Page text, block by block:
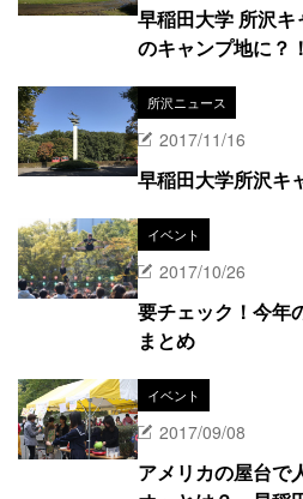
早稲田大学 所沢
のキャンプ地に？！
所沢ニュース
2017/11/16
早稲田大学所沢キ
イベント
2017/10/26
要チェック！今年
まとめ
イベント
2017/09/08
アメリカの屋台で